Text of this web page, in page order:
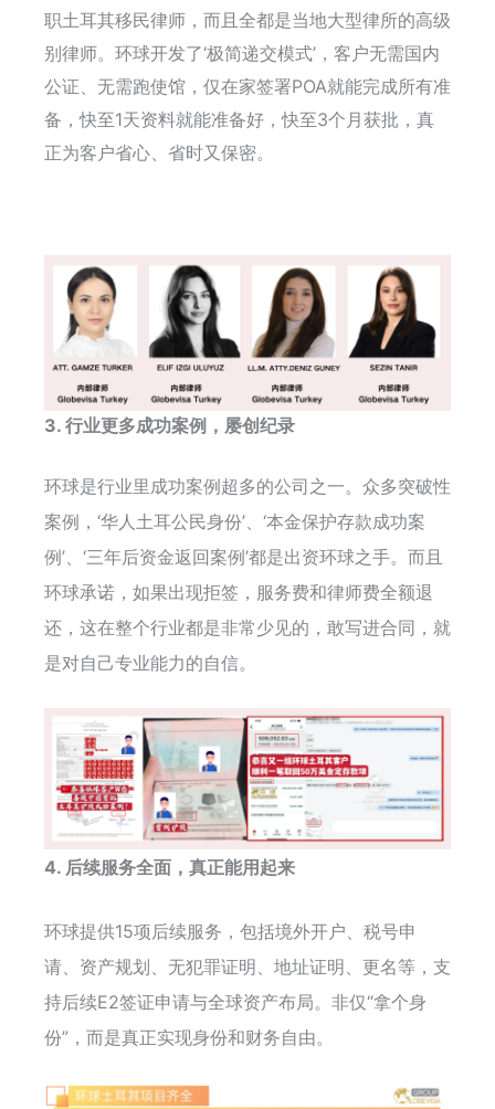
职土耳其移民律师，而且全都是当地大型律所的高级
别律师。环球开发了‘极简递交模式’，客户无需国内
公证、无需跑使馆，仅在家签署POA就能完成所有准
备，快至1天资料就能准备好，快至3个月获批，真
正为客户省心、省时又保密。
3. 行业更多成功案例，屡创纪录
环球是行业里成功案例超多的公司之一。众多突破性
案例，‘华人土耳公民身份’、‘本金保护存款成功案
例’、‘三年后资金返回案例’都是出资环球之手。而且
环球承诺，如果出现拒签，服务费和律师费全额退
还，这在整个行业都是非常少见的，敢写进合同，就
是对自己专业能力的自信。
4. 后续服务全面，真正能用起来
环球提供15项后续服务，包括境外开户、税号申
请、资产规划、无犯罪证明、地址证明、更名等，支
持后续E2签证申请与全球资产布局。非仅“拿个身
份”，而是真正实现身份和财务自由。